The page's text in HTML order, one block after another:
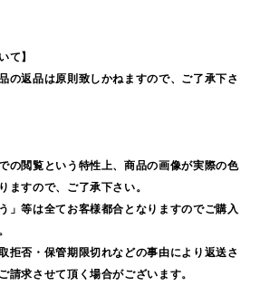
て】
の返品は原則致しかねますので、ご了承下さ
閲覧という特性上、商品の画像が実際の色
ますので、ご了承下さい。
」等は全てお客様都合となりますのでご購入
否・保管期限切れなどの事由により返送さ
請求させて頂く場合がございます。